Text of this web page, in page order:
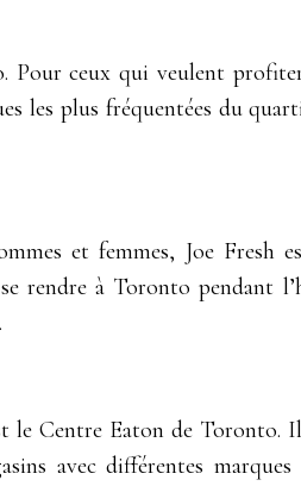
ceux qui veulent
les plus fréquentées du
et femmes, Joe
à Toronto pendant
Centre Eaton de Toronto.
avec différentes